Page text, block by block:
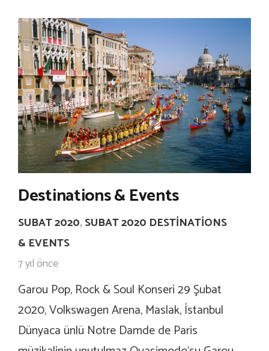
Destinations & Events
SUBAT 2020,SUBAT 2020 DESTINATIONS
& EVENTS
7 yıl önce
Garou Pop, Rock & Soul Konseri 29 Şubat
2020, Volkswagen Arena, Maslak, İstanbul
Dünyaca ünlü Notre Damde de Paris